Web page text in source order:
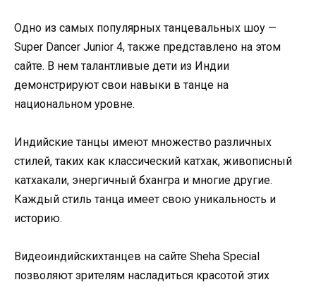
Одно из самых популярных танцевальных шоу —
Super Dancer Junior 4, также представлено на этом
сайте. В нем талантливые дети из Индии
демонстрируют свои навыки в танце на
национальном уровне.
Индийские танцы имеют множество различных
стилей, таких как классический катхак, живописный
катхакали, энергичный бхангра и многие другие.
Каждый стиль танца имеет свою уникальность и
историю.
Видеоиндийскихтанцев на сайте Sheha Special
позволяют зрителям насладиться красотой этих